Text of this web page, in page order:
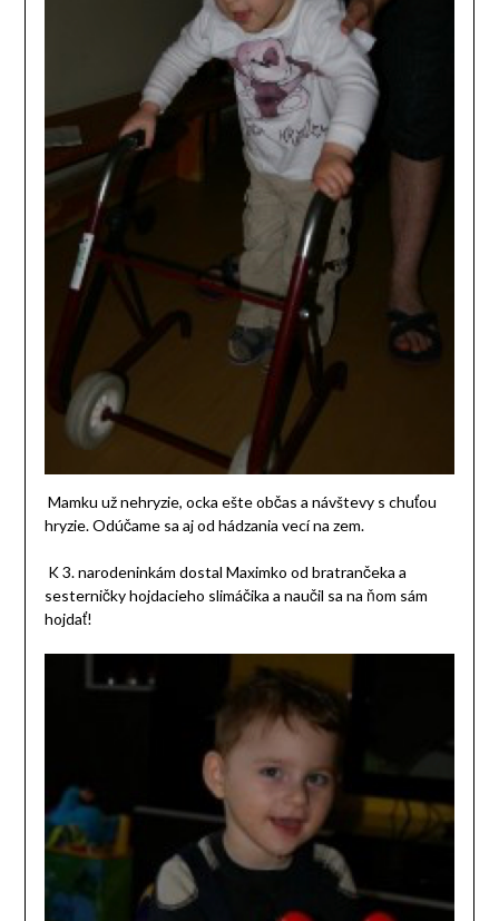
Mamku už nehryzie, ocka ešte občas a návštevy s chuťou
hryzie. Odúčame sa aj od hádzania vecí na zem.
K 3. narodeninkám dostal Maximko od bratrančeka a
sesterničky hojdacieho slimáčika a naučil sa na ňom sám
hojdať!